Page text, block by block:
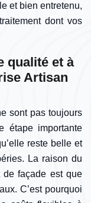
et bien entretenu,
dont vos
qualité et à
Artisan
sont pas toujours
étape importante
reste belle et
La raison du
de façade est que
C’est pourquoi